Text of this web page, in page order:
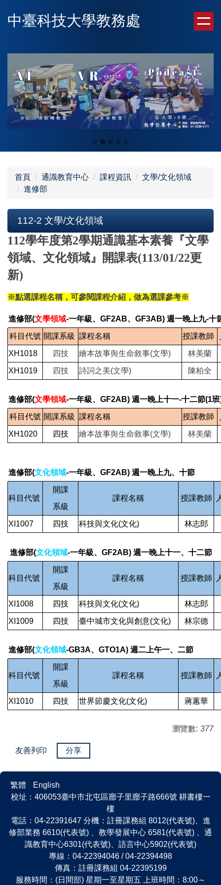
到
內
中臺科技大學教務處
首頁 通識教育中心 課程資訊
文學/文化領域
進修部
112-2 文學/文化領域
112學年度第2學期通識基本素養『文學
領域、文化領域』開課表(113/01/22更
新)
※點選課程名稱，可參閱課程介紹，做為選課參考※
進修部(文學領域-一年級、GF2AB、GF3AB) 週一晚上九-十
科目代號 開課系級 課程名稱 授課教師
XH1018 四技 繪本故事舆生命敘事(文學) 林美蘭
XH1019 四技 詩詞之美(文學) 陳柏全
進修部(文學領域-一年級、GF2AB) 週一晚上十一-十二節(1
科目代號 開課系級 課程名稱 授課教師
XH1020 四技 繪本故事舆生命敘事(文學) 林美蘭
進修部(文化領域-一年級、GF2AB) 週一晚上九、十節
科目代號
開課
課程名稱
授課教師
系級
XI1007 四技 科技與文化(文化) 林志郎
進修部(文化領域-一年級、GF2AB) 週一晚上十一、十二節
科目代號
開課
課程名稱
授課教師
系級
XI1008 四技 科技與文化(文化) 林志郎
XI1009 四技 臺中城市文化與創意(文化) 林宗德
進修部(文化領域-GB3A、GTO1A) 週二上午一、二節
科目代號
開課
課程名稱
授課教師
系級
XI1010 四技 世界節慶文化(文化) 蔣蕙華
瀏覽數: 377
友善列印 分享
繁體
English
校址：406053臺中市北屯區廍子里廍子路666號 耕書樓一
樓
電話：04-22391647 分機：註冊課務組 8012(代表號)、進
修部業務 6610(代表號) 、教學發展中心 6581(代表號) 、通
識教育中心6301(代表號)、語言中心5902(代表號)
專線：04-22394046 / 04-22394498
傳真：註冊課務組 04-22395199
服務時間：(日間部) 星期一至星期五 上班時間：8:00～